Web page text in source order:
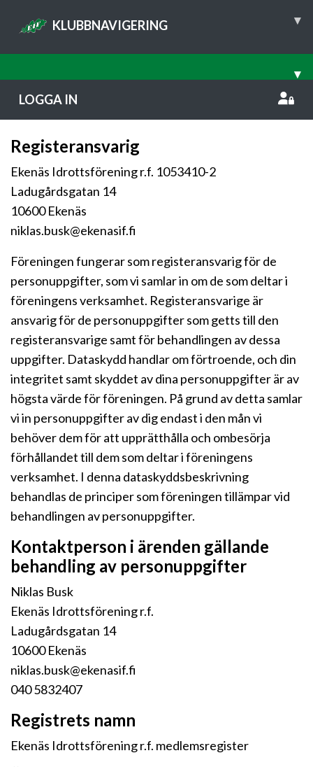
KLUBBNAVIGERING ▾
▾
LOGGA IN
Registeransvarig
Ekenäs Idrottsförening r.f. 1053410-2
Ladugårdsgatan 14
10600 Ekenäs
niklas.busk@ekenasif.fi
Föreningen fungerar som registeransvarig för de
personuppgifter, som vi samlar in om de som deltar i
föreningens verksamhet. Registeransvarige är
ansvarig för de personuppgifter som getts till den
registeransvarige samt för behandlingen av dessa
uppgifter. Dataskydd handlar om förtroende, och din
integritet samt skyddet av dina personuppgifter är av
högsta värde för föreningen. På grund av detta samlar
vi in personuppgifter av dig endast i den mån vi
behöver dem för att upprätthålla och ombesörja
förhållandet till dem som deltar i föreningens
verksamhet. I denna dataskyddsbeskrivning
behandlas de principer som föreningen tillämpar vid
behandlingen av personuppgifter.
Kontaktperson i ärenden gällande
behandling av personuppgifter
Niklas Busk
Ekenäs Idrottsförening r.f.
Ladugårdsgatan 14
10600 Ekenäs
niklas.busk@ekenasif.fi
040 5832407
Registrets namn
Ekenäs Idrottsförening r.f. medlemsregister